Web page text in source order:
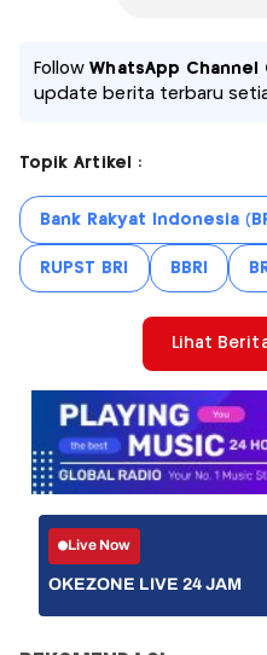
FollowWhatsApp Channel
update berita terbaru
Topik Artikel :
Bank Rakyat Indonesia
RUPST BRI BBRI
Lihat
Live Now
OKEZONE LIVE 24 JAM